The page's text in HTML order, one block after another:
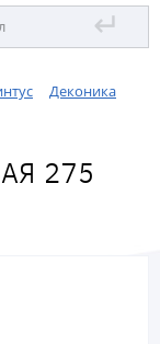
↵
Деконика
275